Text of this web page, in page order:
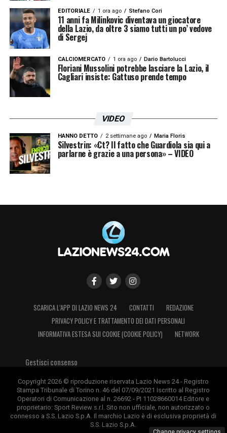
EDITORIALE 1 ora ago Stefano Cori
11 anni fa Milinkovic diventava un giocatore
della Lazio, da oltre 3 siamo tutti un po’ vedove
di Sergej
CALCIOMERCATO 1 ora ago Dario Bartolucci
Floriani Mussolini potrebbe lasciare la Lazio, il
Cagliari insiste: Gattuso prende tempo
VIDEO
HANNO DETTO 2 settimane ago Maria Floris
Silvestrin: «Ct? Il fatto che Guardiola sia qui a
parlarne è grazie a una persona» – VIDEO
SCARICA L’APP DI LAZIO NEWS 24 CONTATTI
REDAZIONE
PRIVACY POLICY E TRATTAMENTO DEI DATI PERSONALI
INFORMATIVA ESTESA SUI COOKIE (COOKIE POLICY)
NETWORK
Gestisci consenso
Copyright 2026 © riproduzione riservata Lazio News 24 - Registro
Stampa Tribunale di Torino n. 46 del 07/09/2021 Iscritto al Registro
Operatori di Comunicazione al n. 26692 - PI 11028660014 Editore e
proprietario: Sport Review s.r.l. Sito non ufficiale, non autorizzato o
connesso a S.S. Lazio S.p.A. Il marchio Lazio è di esclusiva proprietà di
S.S. Lazio S.p.A.